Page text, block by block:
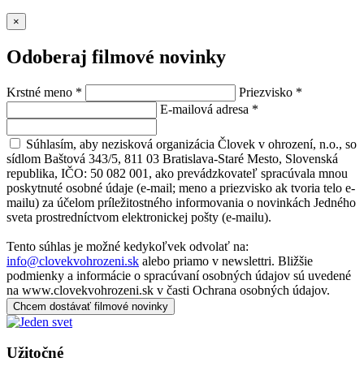
×
Odoberaj filmové novinky
Krstné meno * Priezvisko *
E-mailová adresa *
Súhlasím, aby nezisková organizácia Človek v ohrození, n.o., so
sídlom Baštová 343/5, 811 03 Bratislava-Staré Mesto, Slovenská
republika, IČO: 50 082 001, ako prevádzkovateľ spracúvala mnou
poskytnuté osobné údaje (e-mail; meno a priezvisko ak tvoria telo e-
mailu) za účelom príležitostného informovania o novinkách Jedného
sveta prostredníctvom elektronickej pošty (e-mailu).
Tento súhlas je možné kedykoľvek odvolať na:
info@clovekvohrozeni.sk alebo priamo v newslettri. Bližšie
podmienky a informácie o spracúvaní osobných údajov sú uvedené
na www.clovekvohrozeni.sk v časti Ochrana osobných údajov.
Chcem dostávať filmové novinky
Užitočné